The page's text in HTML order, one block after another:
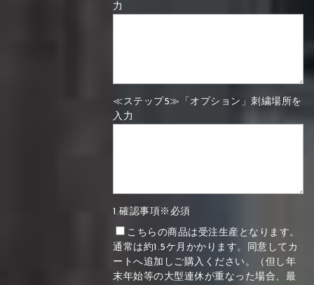
力
≪ステップ5≫「オプション」刺繍場所を
入力
1.確認事項※必須
こちらの商品は受注生産となります。
通常は約1.5ケ月かかります。同意してカ
ートへ追加しご購入ください。（但し年
末年始等の大型連休が重なった場合、最